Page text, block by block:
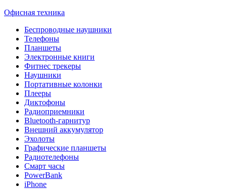
Офисная техника
Беспроводные наушники
Телефоны
Планшеты
Электронные книги
Фитнес трекеры
Наушники
Портативные колонки
Плееры
Диктофоны
Радиоприемники
Bluetooth-гарнитур
Внешний аккумулятор
Эхолоты
Графические планшеты
Радиотелефоны
Смарт часы
PowerBank
iPhone